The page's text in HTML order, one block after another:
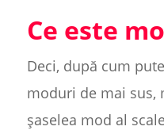
Ce este
Deci, după cum
moduri de mai sus,
șaselea mod al